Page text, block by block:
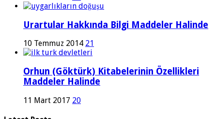
Urartular Hakkında Bilgi Maddeler Halinde
10 Temmuz 2014 21
Orhun (Göktürk) Kitabelerinin Özellikleri
Maddeler Halinde
11 Mart 2017 20